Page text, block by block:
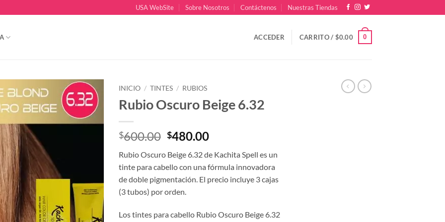
USA WebSite Sobre Nosotros Contáctenos Nuestras Tiendas
ACCEDER CARRITO / $0.00 0
INICIO / TINTES / RUBIOS
Rubio Oscuro Beige 6.32
$600.00 El
original
era:
$600.00.
$480.00El
actual
es:
$480.00.
Rubio Oscuro Beige 6.32 de Kachita Spell es un
tinte para cabello con una fórmula innovadora
de doble pigmentación. El precio incluye 3 cajas
(3 tubos) por orden.
Los tintes para cabello Rubio Oscuro Beige 6.32